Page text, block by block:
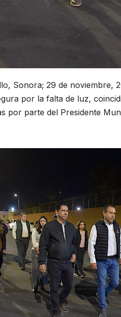
Sonora; 29 de noviembre,
por la falta de luz,
por parte del Presidente